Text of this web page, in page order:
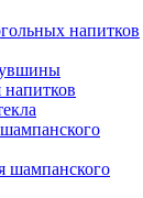
напитков
шампанского